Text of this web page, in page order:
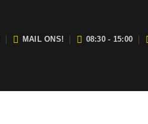
MAIL ONS! 08:30 - 15:00